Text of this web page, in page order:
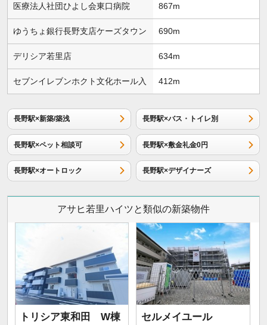
医療法人社団ひよし会東口病院 867m
ゆうちょ銀行長野支店ケーズタウン 690m
デリシア若里店 634m
セブンイレブンホクト文化ホール入 412m
長野駅×新築/築浅 長野駅×バス・トイレ別
長野駅×ペット相談可 長野駅×敷金礼金0円
長野駅×オートロック 長野駅×デザイナーズ
アサヒ若里ハイツと類似の新築物件
トリシア東和田 W棟 セルメイユール